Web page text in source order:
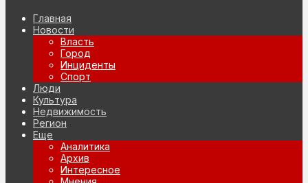
Главная
Новости
Власть
Город
Инциденты
Спорт
Люди
Культура
Недвижимость
Регион
Еще
Аналитика
Архив
Интересное